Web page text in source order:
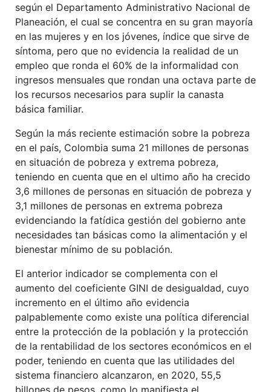
según el Departamento Administrativo Nacional de
Planeación, el cual se concentra en su gran mayoría
en las mujeres y en los jóvenes, índice que sirve de
síntoma, pero que no evidencia la realidad de un
empleo que ronda el 60% de la informalidad con
ingresos mensuales que rondan una octava parte de
los recursos necesarios para suplir la canasta
básica familiar.
Según la más reciente estimación sobre la pobreza
en el país, Colombia suma 21 millones de personas
en situación de pobreza y extrema pobreza,
teniendo en cuenta que en el ultimo año ha crecido
3,6 millones de personas en situación de pobreza y
3,1 millones de personas en extrema pobreza
evidenciando la fatídica gestión del gobierno ante
necesidades tan básicas como la alimentación y el
bienestar mínimo de su población.
El anterior indicador se complementa con el
aumento del coeficiente GINI de desigualdad, cuyo
incremento en el último año evidencia
palpablemente como existe una política diferencial
entre la protección de la población y la protección
de la rentabilidad de los sectores económicos en el
poder, teniendo en cuenta que las utilidades del
sistema financiero alcanzaron, en 2020, 55,5
billones de pesos, como lo manifiesta el